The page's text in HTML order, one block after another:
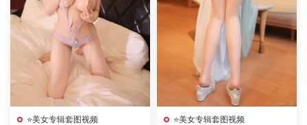
⭐美女专辑套图视频 ⭐美女专辑套图视频